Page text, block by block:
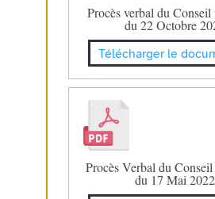
Procès verbal du
du 22 Octobre
Télécharger le
Procès Verbal du
du 17 Mai 2022